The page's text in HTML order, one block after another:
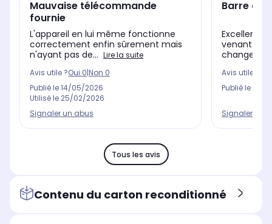
Mauvaise télécommande
fournie
L'appareil en lui même fonctionne
correctement enfin sûrement mais
n'ayant pas de... Lire la suite
Avis utile ?Oui 0|Non 0
Publié le14/05/2026
Utilisé le 25/02/2026
Signaler un abus
Barre de
Excellent
venant du
change
Avis utile ?
Publié le
Signaler un
Tous les avis
Contenu du carton reconditionné